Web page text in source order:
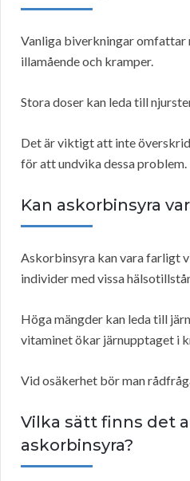
Vanliga biverkningar omfattar
illamående och kramper.
Stora doser kan leda till
Det är viktigt att inte
för att undvika dessa problem.
Kan askorbinsyra
Askorbinsyra kan vara farligt
individer med vissa
Höga mängder kan leda till
vitaminet ökar järnupptaget i
Vid osäkerhet bör man
Vilka sätt finns det
askorbinsyra?